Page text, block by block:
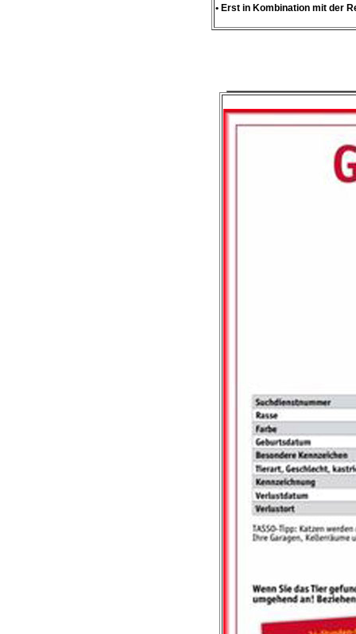
• Erst in Kombination mit der